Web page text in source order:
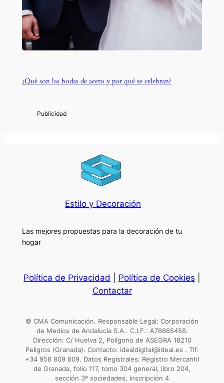
¿Qué son las bodas de acero y por qué se celebran?
Estilo y Decoración
Las mejores propuestas para la decoración de tu
hogar
Política de Privacidad Política de Cookies
Contactar
© CMA Comunicación. Responsable Legal: Corporación
de Medios de Andalucía S.A.. C.I.F.: A78865458.
Dirección: C/ Huelva 2, Polígono de ASEGRA 18210
Peligros (Granada). Contacto: idealdigital@ideal.es . Tlf:
+34 958 809 809. Datos Registrales: Registro Mercantil
de Granada, folio 117, tomo 304 general, libro 204,
sección 3ª sociedades, inscripción 4